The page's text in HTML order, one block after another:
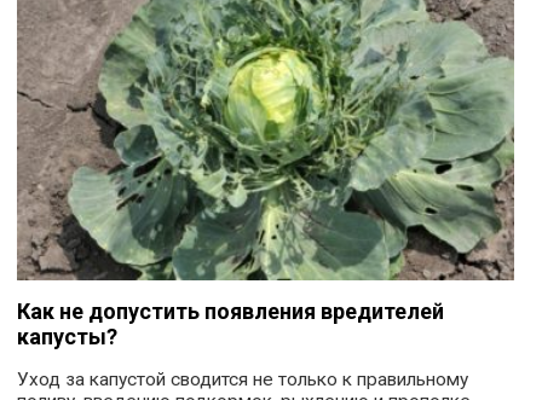
Как не допустить появления вредителей
капусты?
Уход за капустой сводится не только к правильному